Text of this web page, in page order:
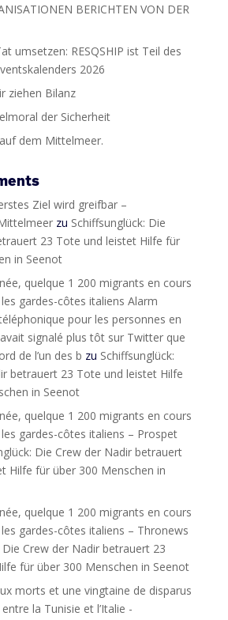
BERICHTEN VON DER
umsetzen: RESQSHIP ist Teil des
2026
ziehen Bilanz
der Sicherheit
dem Mittelmeer.
Ziel wird greifbar –
zu Schiffsunglück: Die
23 Tote und leistet Hilfe für
in Seenot
quelque 1 200 migrants en cours
gardes-côtes italiens Alarm
pour les personnes en
signalé plus tôt sur Twitter que
de l’un des b zu Schiffsunglück:
betrauert 23 Tote und leistet Hilfe
in Seenot
quelque 1 200 migrants en cours
gardes-côtes italiens – Prospet
Die Crew der Nadir betrauert
Hilfe für über 300 Menschen in
quelque 1 200 migrants en cours
gardes-côtes italiens – Thronews
Die Crew der Nadir betrauert 23
für über 300 Menschen in Seenot
morts et une vingtaine de disparus
la Tunisie et l’Italie -